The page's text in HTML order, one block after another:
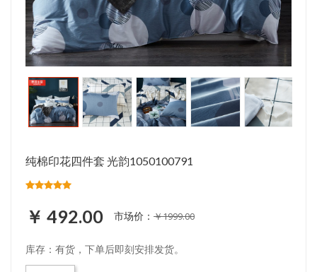
纯棉印花四件套 光韵1050100791
￥ 492.00 市场价： ￥1999.00
库存：有货，下单后即刻安排发货。